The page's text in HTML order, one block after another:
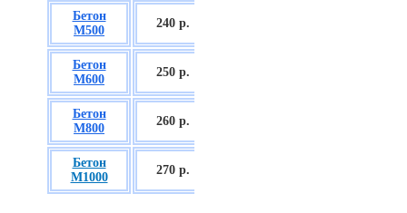
Бетон
М500
240 р.
Бетон
М600
250 р.
Бетон
М800
260 р.
Бетон
М1000
270 р.